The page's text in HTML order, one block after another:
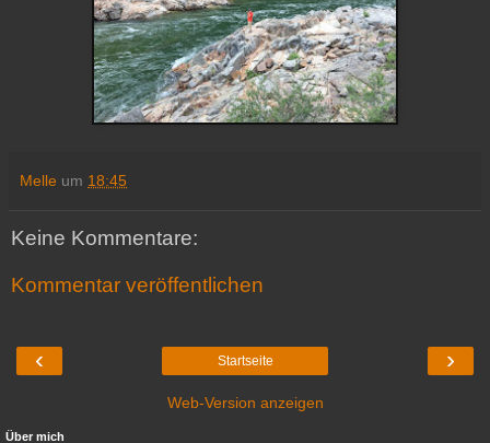
Melle um 18:45
Keine Kommentare:
Kommentar veröffentlichen
‹ ›
Startseite
Web-Version anzeigen
Über mich